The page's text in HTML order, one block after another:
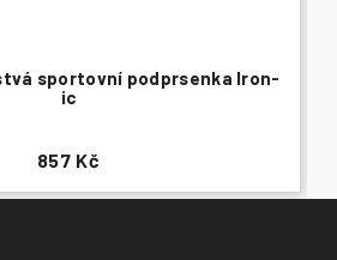
sportovní podprsenka Iron-
ic
857 Kč